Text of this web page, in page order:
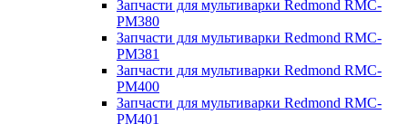
Запчасти для мультиварки Redmond RMC-
PM380
Запчасти для мультиварки Redmond RMC-
PM381
Запчасти для мультиварки Redmond RMC-
PM400
Запчасти для мультиварки Redmond RMC-
PM401